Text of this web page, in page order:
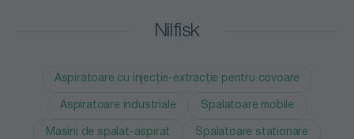
Nilfisk
Aspiratoare cu injecție-extracție pentru covoare
Aspiratoare industriale Spalatoare mobile
Masini de spalat-aspirat Spalatoare stationare